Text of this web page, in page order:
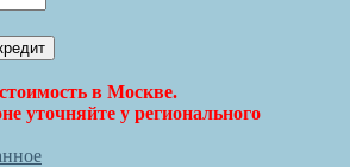
в Москве.
уточняйте у регионального